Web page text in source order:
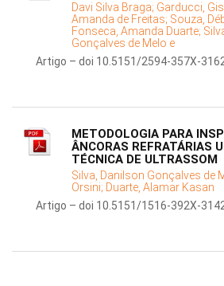
Davi Silva Braga; Garducci,
Amanda de Freitas; Souza,
Fonseca, Amanda Duarte;
Gonçalves de Melo e
Artigo – doi 10.5151/2594-357X-
METODOLOGIA PARA
ÂNCORAS REFRATÁRIAS
TÉCNICA DE ULTRASSOM
Silva, Danilson Gonçalves de
Orsini; Duarte, Alamar Kasan
Artigo – doi 10.5151/1516-392X-